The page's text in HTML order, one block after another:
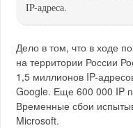
IP-адреса.
Дело в том, что в ходе
на территории России
1,5 миллионов IP-
Google. Еще 600 000 IP
Временные сбои
Microsoft.